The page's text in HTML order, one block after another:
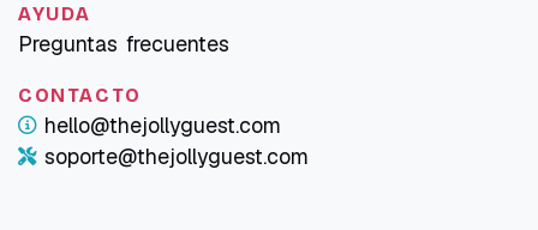
AYUDA
Preguntas frecuentes
CONTACTO
hello@thejollyguest.com
soporte@thejollyguest.com